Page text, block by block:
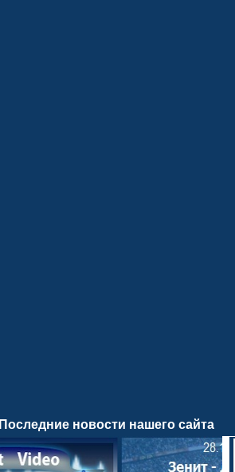
Последние новости нашего сайта